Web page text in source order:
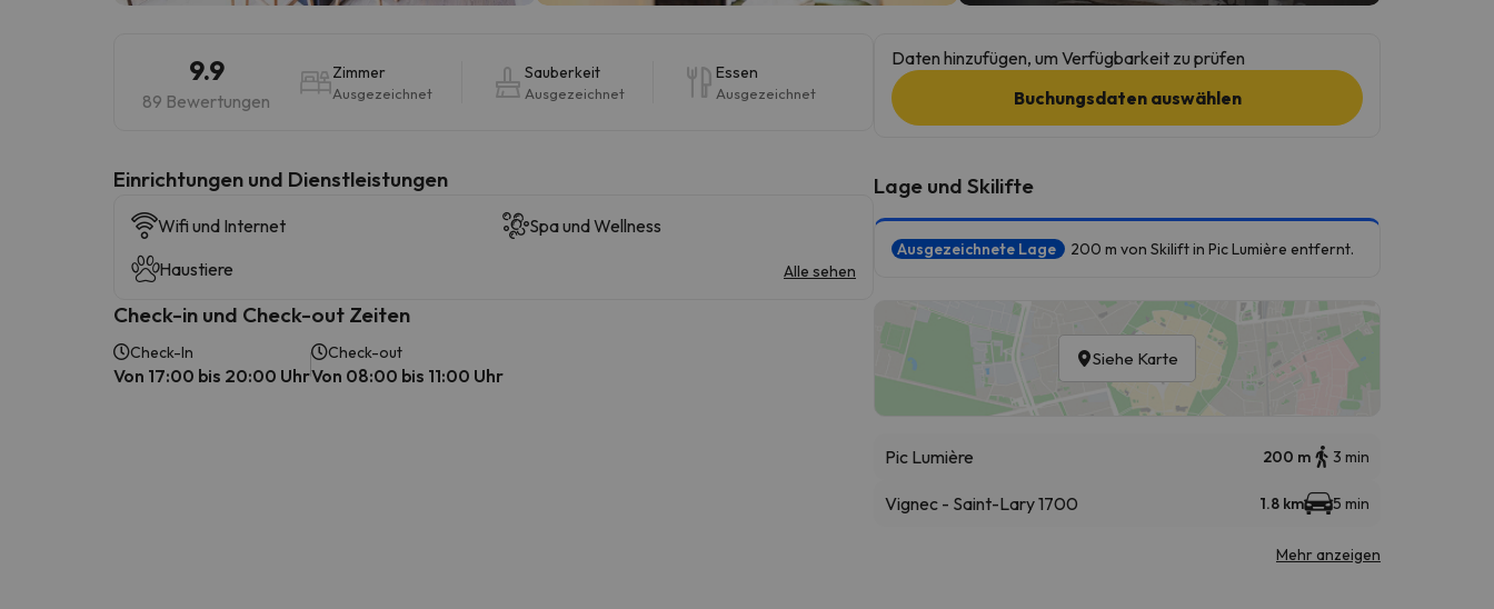
9.9
89 Bewertungen
Zimmer
Ausgezeichnet
Sauberkeit
Ausgezeichnet
Essen
Ausgezeichnet
​Einrichtungen und Dienstleistungen
Wifi und Internet
Spa und Wellness
Haustiere
Alle sehen
Check-in und Check-out Zeiten
Check-In
Von 17:00 bis 20:00 Uhr
Check-out
Von 08:00 bis 11:00 Uhr
Daten hinzufügen, um Verfügbarkeit zu prüfen
Buchungsdaten auswählen
Lage und Skilifte
Ausgezeichnete Lage 200 m von Skilift in Pic Lumière entfernt.
Siehe Karte
Pic Lumière 200 m 3 min
Vignec - Saint-Lary 1700 1.8 km 5 min
Mehr anzeigen